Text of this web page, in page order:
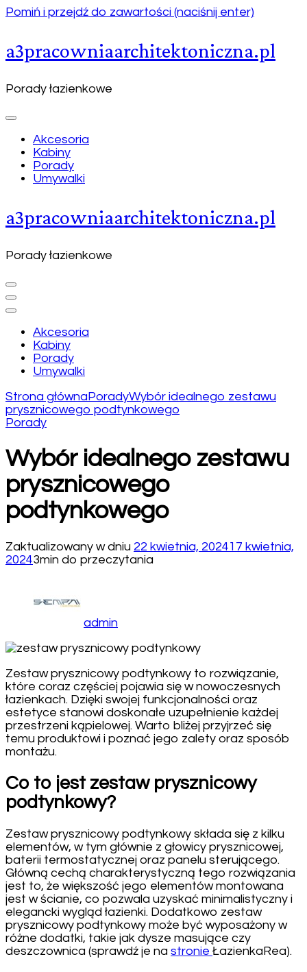
Pomiń i przejdź do zawartości (naciśnij enter)
a3pracowniaarchitektoniczna.pl
Porady łazienkowe
Akcesoria
Kabiny
Porady
Umywalki
a3pracowniaarchitektoniczna.pl
Porady łazienkowe
Akcesoria
Kabiny
Porady
Umywalki
Strona głównaPoradyWybór idealnego zestawu
prysznicowego podtynkowego
Porady
Wybór idealnego zestawu
prysznicowego
podtynkowego
Zaktualizowany w dniu 22 kwietnia, 202417 kwietnia,
20243min do przeczytania
admin
Zestaw prysznicowy podtynkowy to rozwiązanie,
które coraz częściej pojawia się w nowoczesnych
łazienkach. Dzięki swojej funkcjonalności oraz
estetyce stanowi doskonałe uzupełnienie każdej
przestrzeni kąpielowej. Warto bliżej przyjrzeć się
temu produktowi i poznać jego zalety oraz sposób
montażu.
Co to jest zestaw prysznicowy
podtynkowy?
Zestaw prysznicowy podtynkowy składa się z kilku
elementów, w tym głównie z głowicy prysznicowej,
baterii termostatycznej oraz panelu sterującego.
Główną cechą charakterystyczną tego rozwiązania
jest to, że większość jego elementów montowana
jest w ścianie, co pozwala uzyskać minimalistyczny i
elegancki wygląd łazienki. Dodatkowo zestaw
prysznicowy podtynkowy może być wyposażony w
różne dodatki, takie jak dysze masujące czy
deszczownica (sprawdź je na stronie ŁazienkaRea).